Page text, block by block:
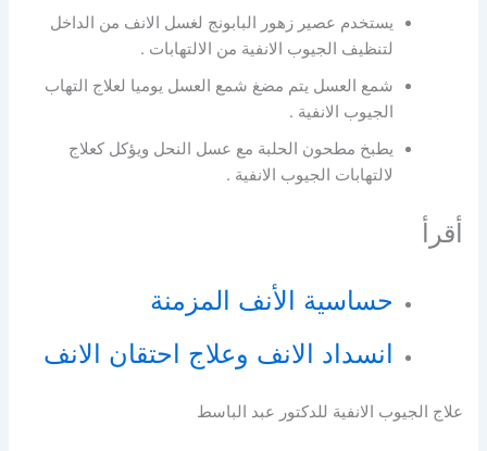
يستخدم عصير زهور البابونج لغسل الانف من الداخل
لتنظيف الجيوب الانفية من الالتهابات .
شمع العسل يتم مضغ شمع العسل يوميا لعلاج التهاب
الجيوب الانفية .
يطبخ مطحون الحلبة مع عسل النحل ويؤكل كعلاج
لالتهابات الجيوب الانفية .
أقرأ
حساسية الأنف المزمنة
انسداد الانف وعلاج احتقان الانف
علاج الجيوب الانفية للدكتور عبد الباسط